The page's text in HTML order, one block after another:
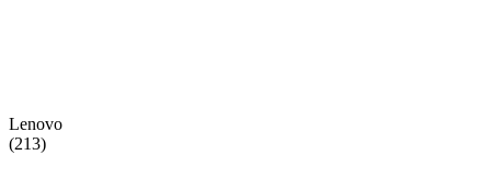
Lenovo
(213)